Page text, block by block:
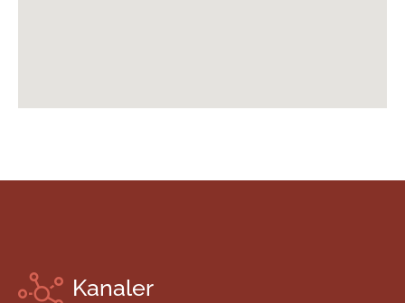
Kanaler